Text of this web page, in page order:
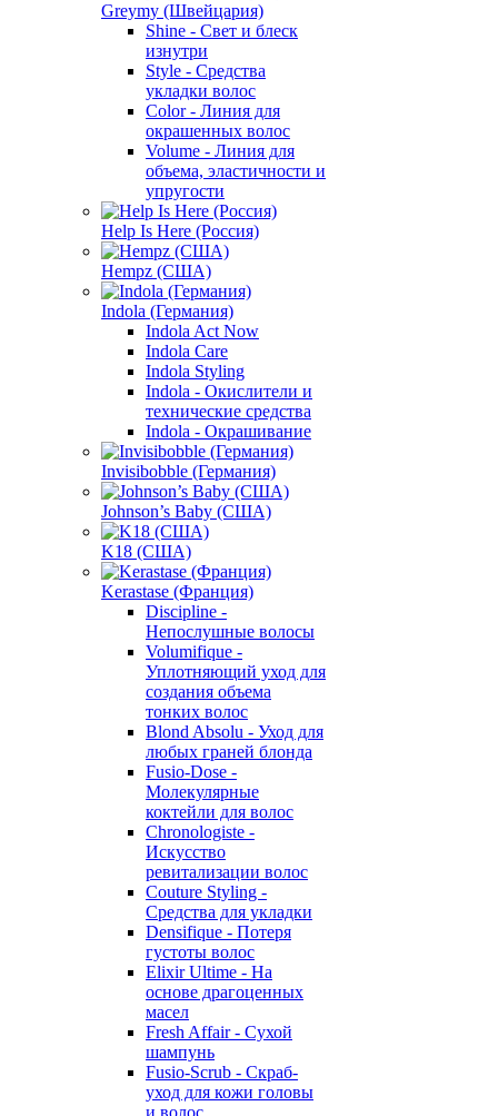
Greymy (Швейцария)
Shine - Свет и блеск
изнутри
Style - Средства
укладки волос
Color - Линия для
окрашенных волос
Volume - Линия для
объема, эластичности и
упругости
Help Is Here (Россия)
Hempz (США)
Indola (Германия)
Indola Act Now
Indola Care
Indola Styling
Indola - Окислители и
технические средства
Indola - Окрашивание
Invisibobble (Германия)
Johnson’s Baby (США)
K18 (США)
Kerastase (Франция)
Discipline -
Непослушные волосы
Volumifique -
Уплотняющий уход для
создания объема
тонких волос
Blond Absolu - Уход для
любых граней блонда
Fusio-Dose -
Молекулярные
коктейли для волос
Chronologiste -
Искусство
ревитализации волос
Couture Styling -
Средства для укладки
Densifique - Потеря
густоты волос
Elixir Ultime - На
основе драгоценных
масел
Fresh Affair - Сухой
шампунь
Fusio-Scrub - Скраб-
уход для кожи головы
и волос